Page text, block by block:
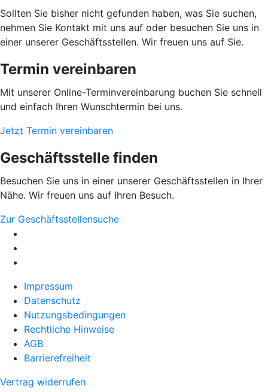
Sollten Sie bisher nicht gefunden haben, was Sie suchen,
nehmen Sie Kontakt mit uns auf oder besuchen Sie uns in
einer unserer Geschäftsstellen. Wir freuen uns auf Sie.
Termin vereinbaren
Mit unserer Online-Terminvereinbarung buchen Sie schnell
und einfach Ihren Wunschtermin bei uns.
Jetzt Termin vereinbaren
Geschäftsstelle finden
Besuchen Sie uns in einer unserer Geschäftsstellen in Ihrer
Nähe. Wir freuen uns auf Ihren Besuch.
Zur Geschäftsstellensuche
Impressum
Datenschutz
Nutzungsbedingungen
Rechtliche Hinweise
AGB
Barrierefreiheit
Vertrag widerrufen